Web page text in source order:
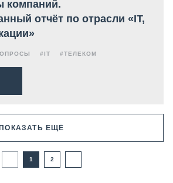
компаний.
отчёт по отрасли «IT,
#IT #ТЕЛЕКОМ
ЕЩЁ
1 2